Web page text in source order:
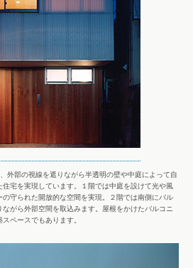
外部の視線を遮りながら半透明の壁や中庭によって自
宅を実現しています。１階では中庭を設けて光や風
守られた開放的な空間を実現。２階では南側にバル
がら外部空間を取込みます。屋根をかけたバルコニ
ペースでもあります。